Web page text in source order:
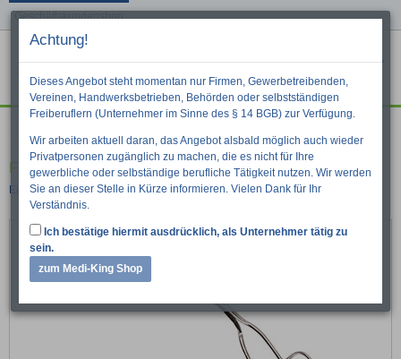
Geschäftskundenshop
Menu Suche
Fuhrmann Magillzange
Einweg-Instrument
Achtung!
Dieses Angebot steht momentan nur Firmen, Gewerbetreibenden,
Vereinen, Handwerksbetrieben, Behörden oder selbstständigen
Freiberuflern (Unternehmer im Sinne des § 14 BGB) zur Verfügung.
Wir arbeiten aktuell daran, das Angebot alsbald möglich auch wieder
Privatpersonen zugänglich zu machen, die es nicht für Ihre
gewerbliche oder selbständige berufliche Tätigkeit nutzen. Wir werden
Sie an dieser Stelle in Kürze informieren. Vielen Dank für Ihr
Verständnis.
Ich bestätige hiermit ausdrücklich, als Unternehmer tätig zu
sein.
zum Medi-King Shop